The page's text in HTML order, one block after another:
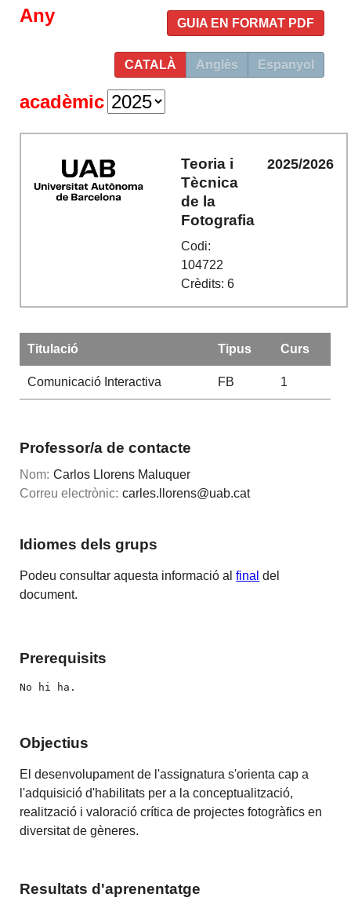
GUIA EN FORMAT PDF
CATALÀ Anglès Espanyol
Any
acadèmic
Teoria i
Tècnica
de la
Fotografia
Codi:
104722
Crèdits: 6
2025/2026
Titulació Tipus Curs
Comunicació Interactiva FB 1
Professor/a de contacte
Nom: Carlos Llorens Maluquer
Correu electrònic: carles.llorens@uab.cat
Idiomes dels grups
Podeu consultar aquesta informació alfinal del
document.
Prerequisits
No hi ha.
Objectius
El desenvolupament de l'assignatura s'orienta cap a
l'adquisició d'habilitats per a la conceptualització,
realització i valoració crítica de projectes fotogràfics en
diversitat de gèneres.
Resultats d'aprenentatge